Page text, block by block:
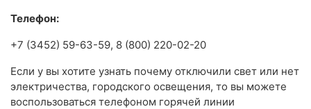
Телефон:
+7 (3452) 59-63-59, 8 (800) 220-02-20
Если у вы хотите узнать почему отключили свет или нет
электричества, городского освещения, то вы можете
воспользоваться телефоном горячей линии